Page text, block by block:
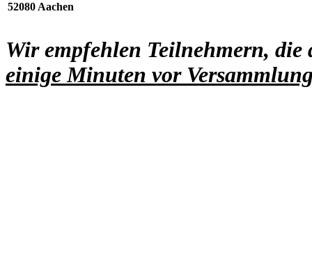
52080 Aachen
Wir empfehlen Teilnehmern,
einige Minuten vor